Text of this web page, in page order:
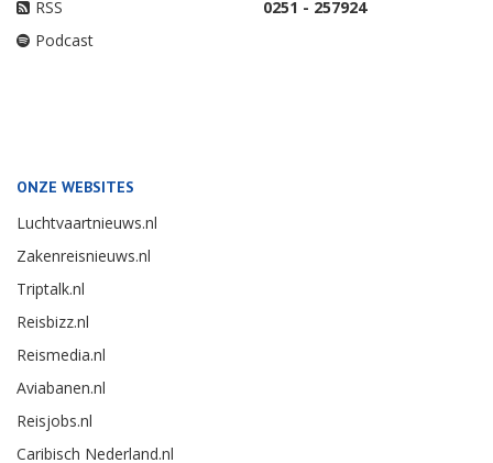
RSS
Podcast
0251 - 257924
ONZE WEBSITES
Luchtvaartnieuws.nl
Zakenreisnieuws.nl
Triptalk.nl
Reisbizz.nl
Reismedia.nl
Aviabanen.nl
Reisjobs.nl
Caribisch Nederland.nl